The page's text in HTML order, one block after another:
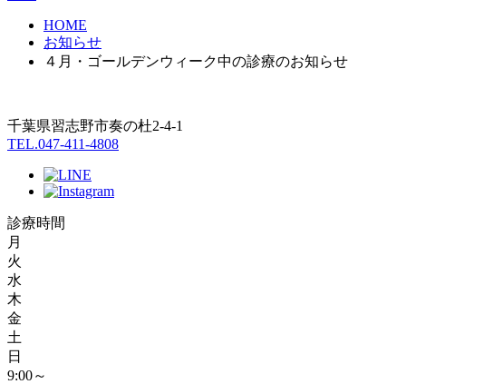
HOME
お知らせ
４月・ゴールデンウィーク中の診療のお知らせ
千葉県習志野市奏の杜2-4-1
TEL.047-411-4808
診療時間
月
火
水
木
金
土
日
9:00～